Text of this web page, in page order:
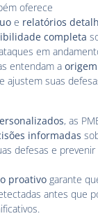
oferece
e relatórios
completa
em
entendam a
e ajustem suas
, as
informadas
defesas e prevenir
proativo garante
antes que